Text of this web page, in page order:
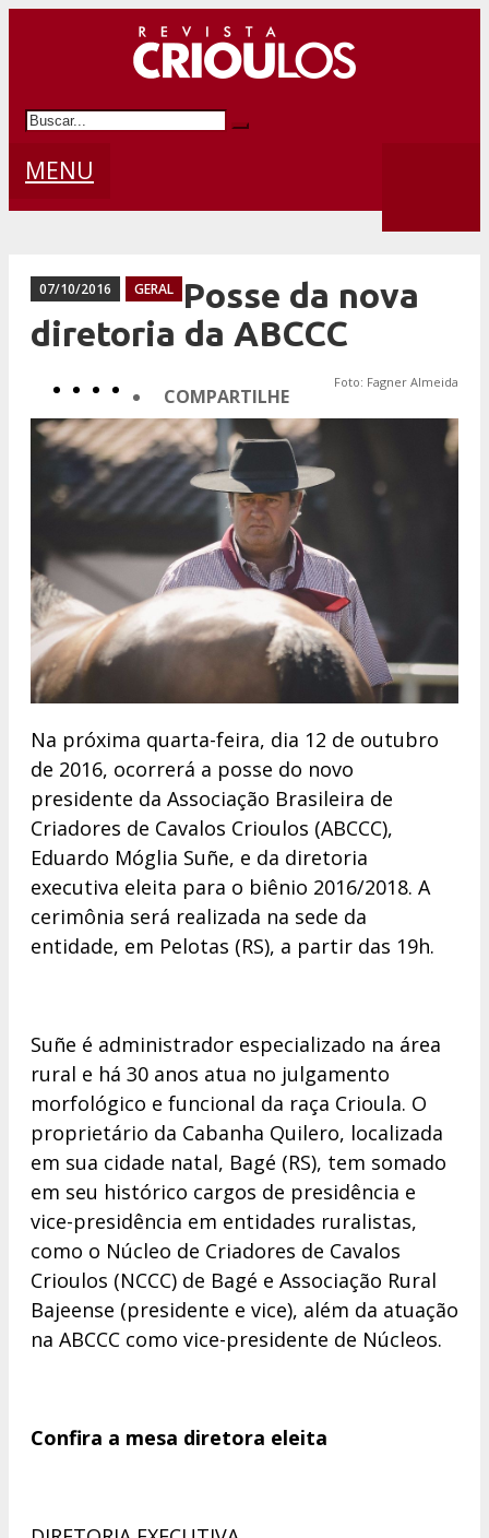
MENU
07/10/2016 GERAL
Posse da nova
diretoria da ABCCC
COMPARTILHE
Foto: Fagner Almeida
Na próxima quarta-feira, dia 12 de outubro
de 2016, ocorrerá a posse do novo
presidente da Associação Brasileira de
Criadores de Cavalos Crioulos (ABCCC),
Eduardo Móglia Suñe, e da diretoria
executiva eleita para o biênio 2016/2018. A
cerimônia será realizada na sede da
entidade, em Pelotas (RS), a partir das 19h.
Suñe é administrador especializado na área
rural e há 30 anos atua no julgamento
morfológico e funcional da raça Crioula. O
proprietário da Cabanha Quilero, localizada
em sua cidade natal, Bagé (RS), tem somado
em seu histórico cargos de presidência e
vice-presidência em entidades ruralistas,
como o Núcleo de Criadores de Cavalos
Crioulos (NCCC) de Bagé e Associação Rural
Bajeense (presidente e vice), além da atuação
na ABCCC como vice-presidente de Núcleos.
Confira a mesa diretora eleita